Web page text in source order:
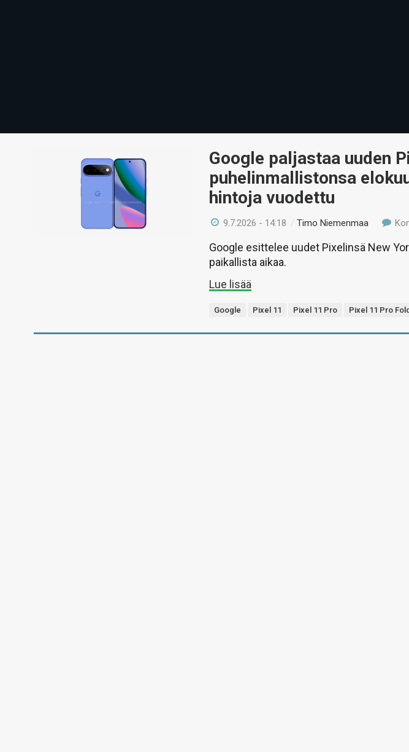
Google paljastaa uuden
puhelinmallistonsa
hintoja vuodettu
9.7.2026 - 14:18 /Timo Niemenmaa
Google esittelee uudet Pixelinsä New
paikallista aikaa.
Lue lisää
Google Pixel 11 Pixel 11 Pro Pixel 11 Pro Fold